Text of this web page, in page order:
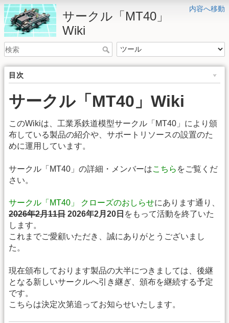
内容へ移動
サークル「MT40」
Wiki
目次
サークル「MT40」Wiki
このWikiは、工業系鉄道模型サークル「MT40」により頒
布している製品の紹介や、サポートリソースの設置のた
めに運用しています。
サークル「MT40」の詳細・メンバーはこちら をご覧くだ
さい。
サークル「MT40」 クローズのおしらせにあります通り、
2026年2月11日 2026年2月20日 をもって活動を終了いた
します。
これまでご愛顧いただき、誠にありがとうございまし
た。
現在頒布しております製品の大半につきましては、後継
となる新しいサークルへ引き継ぎ、頒布を継続する予定
です。
こちらは決定次第追ってお知らせいたします。